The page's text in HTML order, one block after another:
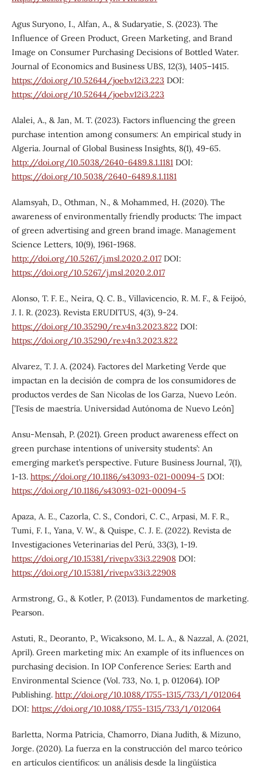
Agus Suryono, I., Alfan, A., & Sudaryatie, S. (2023). The
Influence of Green Product, Green Marketing, and Brand
Image on Consumer Purchasing Decisions of Bottled Water.
Journal of Economics and Business UBS, 12(3), 1405–1415.
https://doi.org/10.52644/joeb.v12i3.223 DOI:
https://doi.org/10.52644/joeb.v12i3.223
Alalei, A., & Jan, M. T. (2023). Factors influencing the green
purchase intention among consumers: An empirical study in
Algeria. Journal of Global Business Insights, 8(1), 49-65.
http://doi.org/10.5038/2640-6489.8.1.1181DOI:
https://doi.org/10.5038/2640-6489.8.1.1181
Alamsyah, D., Othman, N., & Mohammed, H. (2020). The
awareness of environmentally friendly products: The impact
of green advertising and green brand image. Management
Science Letters, 10(9), 1961-1968.
http://doi.org/10.5267/j.msl.2020.2.017DOI:
https://doi.org/10.5267/j.msl.2020.2.017
Alonso, T. F. E., Neira, Q. C. B., Villavicencio, R. M. F., & Feijoó,
J. I. R. (2023). Revista ERUDITUS, 4(3), 9-24.
https://doi.org/10.35290/re.v4n3.2023.822 DOI:
https://doi.org/10.35290/re.v4n3.2023.822
Alvarez, T. J. A. (2024). Factores del Marketing Verde que
impactan en la decisión de compra de los consumidores de
productos verdes de San Nicolas de los Garza, Nuevo León.
[Tesis de maestría. Universidad Autónoma de Nuevo León]
Ansu-Mensah, P. (2021). Green product awareness effect on
green purchase intentions of university students’: An
emerging market’s perspective. Future Business Journal, 7(1),
1-13. https://doi.org/10.1186/s43093-021-00094-5 DOI:
https://doi.org/10.1186/s43093-021-00094-5
Apaza, A. E., Cazorla, C. S., Condori, C. C., Arpasi, M. F. R.,
Tumi, F. I., Yana, V. W., & Quispe, C. J. E. (2022). Revista de
Investigaciones Veterinarias del Perú, 33(3), 1-19.
https://doi.org/10.15381/rivep.v33i3.22908DOI:
https://doi.org/10.15381/rivep.v33i3.22908
Armstrong, G., & Kotler, P. (2013). Fundamentos de marketing.
Pearson.
Astuti, R., Deoranto, P., Wicaksono, M. L. A., & Nazzal, A. (2021,
April). Green marketing mix: An example of its influences on
purchasing decision. In IOP Conference Series: Earth and
Environmental Science (Vol. 733, No. 1, p. 012064). IOP
Publishing. http://doi.org/10.1088/1755-1315/733/1/012064
DOI: https://doi.org/10.1088/1755-1315/733/1/012064
Barletta, Norma Patricia, Chamorro, Diana Judith, & Mizuno,
Jorge. (2020). La fuerza en la construcción del marco teórico
en artículos científicos: un análisis desde la lingüística